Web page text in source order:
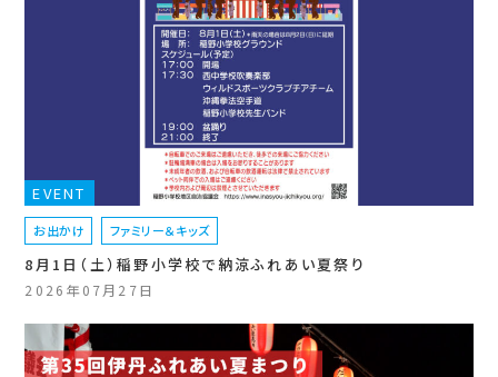
EVENT
お出かけ ファミリー＆キッズ
8月1日（土）稲野小学校で納涼ふれあい夏祭り
2026年07月27日